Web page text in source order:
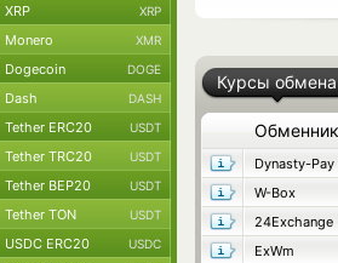
Курсы обмена
Обменник
Dynasty-Pay
W-Box
24Exchange
ExWm
XRP XRP
Monero XMR
Dogecoin DOGE
Dash DASH
Tether ERC20 USDT
Tether TRC20 USDT
Tether BEP20 USDT
Tether TON USDT
USDC ERC20 USDC